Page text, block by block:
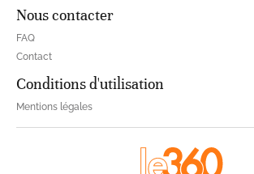
Nous contacter
FAQ
Contact
Conditions d'utilisation
Mentions légales